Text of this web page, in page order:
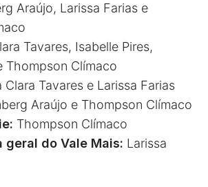
Araújo, Larissa Farias e
Tavares, Isabelle Pires,
Thompson Clímaco
Clara Tavares e Larissa Farias
Araújo e Thompson Clímaco
Thompson Clímaco
geral do Vale Mais: Larissa